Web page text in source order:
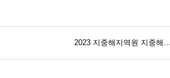
2023 지중해지역원 지중해…